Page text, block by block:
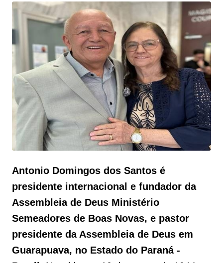
Antonio Domingos dos Santos é
presidente internacional e fundador da
Assembleia de Deus Ministério
Semeadores de Boas Novas, e pastor
presidente da Assembleia de Deus em
Guarapuava, no Estado do Paraná -